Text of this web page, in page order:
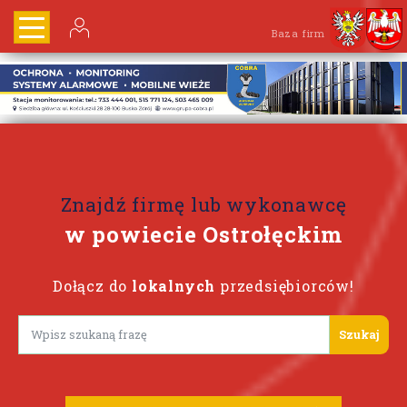
Baza firm
Znajdź firmę lub wykonawcę
w powiecie Ostrołęckim
Dołącz do lokalnych przedsiębiorców!